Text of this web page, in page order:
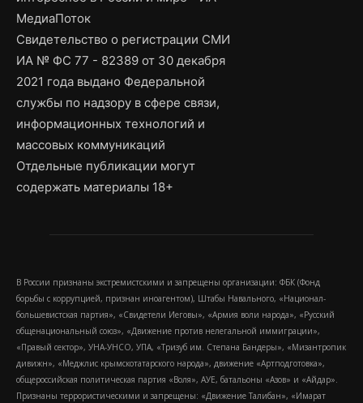
МедиаПоток
Свидетельство о регистрации СМИ
ИА № ФС 77 - 82389 от 30 декабря
2021 года выдано Федеральной
службы по надзору в сфере связи,
информационных технологий и
массовых коммуникаций
Отдельные публикации могут
содержать материалы 18+
В России признаны экстремистскими и запрещены организации: ФБК (Фонд
борьбы с коррупцией, признан иноагентом), Штабы Навального, «Национал-
большевистская партия», «Свидетели Иеговы», «Армия воли народа», «Русский
общенациональный союз», «Движение против нелегальной иммиграции»,
«Правый сектор», УНА-УНСО, УПА, «Тризуб им. Степана Бандеры», «Мизантропик
дивижн», «Меджлис крымскотатарского народа», движение «Артподготовка»,
общероссийская политическая партия «Воля», АУЕ, батальоны «Азов» и «Айдар».
Признаны террористическими и запрещены: «Движение Талибан», «Имарат